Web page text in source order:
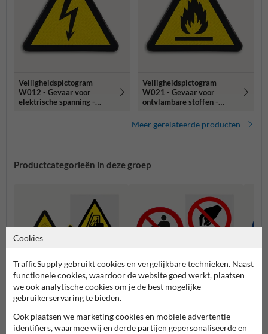
Veiligheidspictogram
W012 - Gevaar voor
elektrische spanning -
Veiligheidspictogram
W021 - Gevaar voor
ontvlambare stoffen -
Meer gerelateerde producten
Productcategorieën in deze groep
n
Verbodspictogrammen
Cookies
TrafficSupply gebruikt cookies en vergelijkbare technieken. Naast
functionele cookies, waardoor de website goed werkt, plaatsen
we ook analytische cookies om je de best mogelijke
gebruikerservaring te bieden.
Ook plaatsen we marketing cookies en mobiele advertentie-
identifiers, waarmee wij en derde partijen gepersonaliseerde en